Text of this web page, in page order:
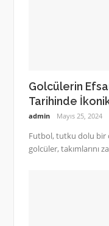
Golcülerin
Tarihinde
admin Mayıs 25, 2024
Futbol, tutku dolu bir
golcüler, takımlarını